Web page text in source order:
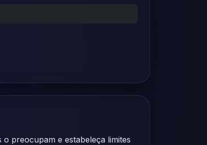
preocupam e estabeleça limites